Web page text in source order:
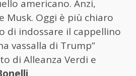
americano. Anzi,
Musk. Oggi è più chiaro
di indossare il cappellino
vassalla di Trump”
di Alleanza Verdi e